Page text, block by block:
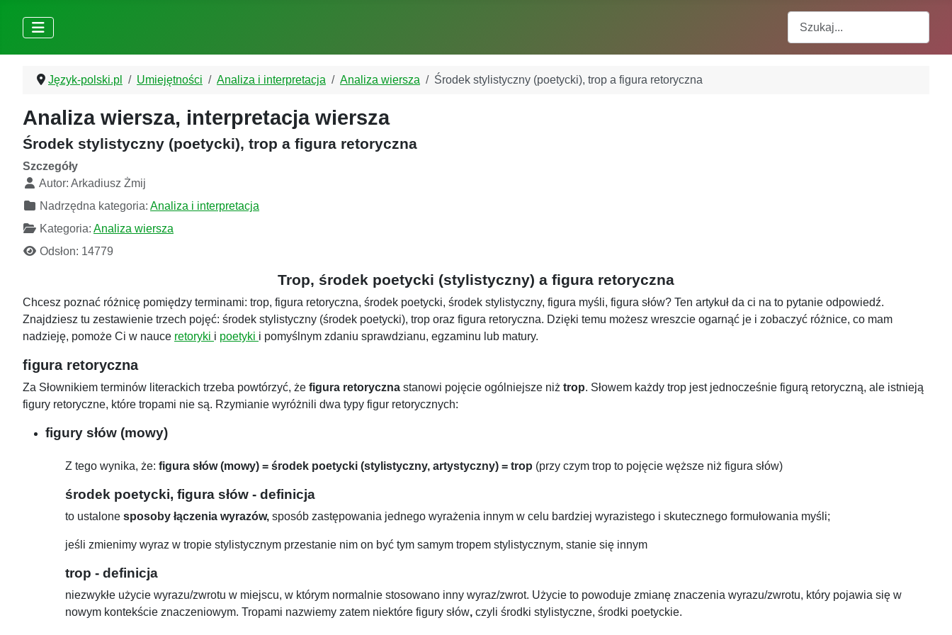
Język-polski.pl Umiejętności Analiza i interpretacja Analiza wiersza Środek stylistyczny (poetycki), trop a figura retoryczna
Analiza wiersza, interpretacja wiersza
Środek stylistyczny (poetycki), trop a figura retoryczna
Szczegóły
Autor: Arkadiusz Żmij
Nadrzędna kategoria: Analiza i interpretacja
Kategoria: Analiza wiersza
Odsłon: 14779
Trop, środek poetycki (stylistyczny) a figura retoryczna
Chcesz poznać różnicę pomiędzy terminami: trop, figura retoryczna, środek poetycki, środek stylistyczny, figura myśli, figura słów? Ten artykuł da ci na to pytanie odpowiedź.
Znajdziesz tu zestawienie trzech pojęć: środek stylistyczny (środek poetycki), trop oraz figura retoryczna. Dzięki temu możesz wreszcie ogarnąć je i zobaczyć różnice, co mam
nadzieję, pomoże Ci w nauce retoryki i poetyki i pomyślnym zdaniu sprawdzianu, egzaminu lub matury.
figura retoryczna
Za Słownikiem terminów literackich trzeba powtórzyć, że figura retoryczna stanowi pojęcie ogólniejsze niż trop. Słowem każdy trop jest jednocześnie figurą retoryczną, ale istnieją
figury retoryczne, które tropami nie są. Rzymianie wyróżnili dwa typy figur retorycznych:
figury słów (mowy)
Z tego wynika, że: figura słów (mowy) = środek poetycki (stylistyczny, artystyczny) = trop (przy czym trop to pojęcie węższe niż figura słów)
środek poetycki, figura słów - definicja
to ustalone sposoby łączenia wyrazów, sposób zastępowania jednego wyrażenia innym w celu bardziej wyrazistego i skutecznego formułowania myśli;
jeśli zmienimy wyraz w tropie stylistycznym przestanie nim on być tym samym tropem stylistycznym, stanie się innym
trop - definicja
niezwykłe użycie wyrazu/zwrotu w miejscu, w którym normalnie stosowano inny wyraz/zwrot. Użycie to powoduje zmianę znaczenia wyrazu/zwrotu, który pojawia się w
nowym kontekście znaczeniowym. Tropami nazwiemy zatem niektóre figury słów, czyli środki stylistyczne, środki poetyckie.